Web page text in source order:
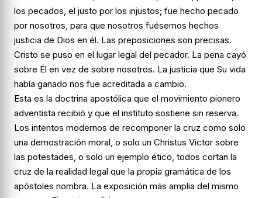
los pecados, el justo por los injustos; fue hecho pecado
por nosotros, para que nosotros fuésemos hechos
justicia de Dios en él. Las preposiciones son precisas.
Cristo se puso en el lugar legal del pecador. La pena cayó
sobre Él en vez de sobre nosotros. La justicia que Su vida
había ganado nos fue acreditada a cambio.
Esta es la doctrina apostólica que el movimiento pionero
adventista recibió y que el instituto sostiene sin reserva.
Los intentos modernos de recomponer la cruz como solo
una demostración moral, o solo un Christus Victor sobre
las potestades, o solo un ejemplo ético, todos cortan la
cruz de la realidad legal que la propia gramática de los
apóstoles nombra. La exposición más amplia del mismo